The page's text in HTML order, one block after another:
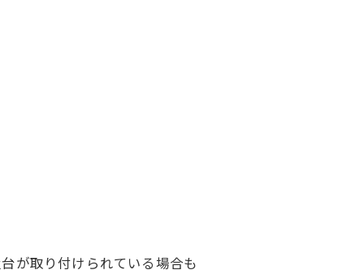
が取り付けられている場合も